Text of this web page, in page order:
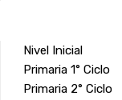
Nivel Inicial
Primaria 1° Ciclo
Primaria 2° Ciclo